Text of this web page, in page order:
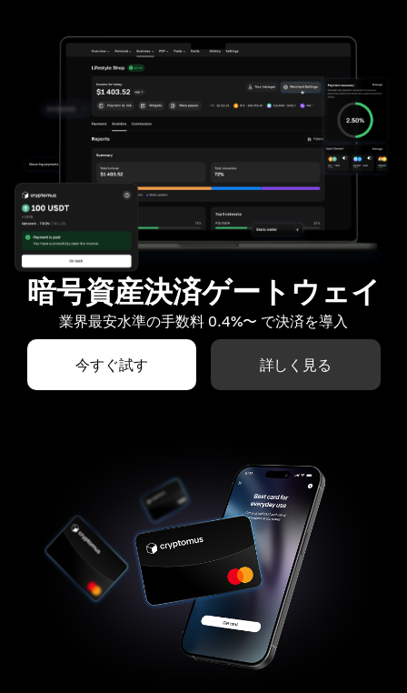
暗号資産決済ゲートウェイ
業界最安水準の手数料 0.4%〜 で決済を導入
今すぐ試す 詳しく見る